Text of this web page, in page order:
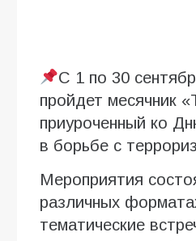
С 1 по 30
пройдет месячник
приуроченный ко
в борьбе с
Мероприятия
различных
тематические